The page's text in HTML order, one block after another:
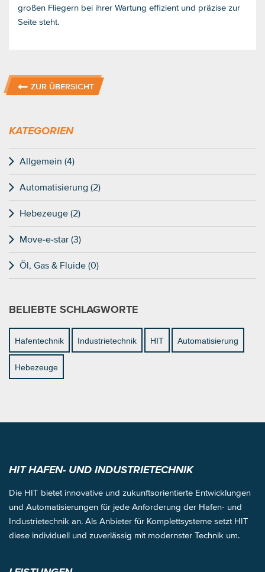
großen Fliegern bei ihrer Wartung effizient und präzise zur
Seite steht.
ZUR ÜBERSICHT
KATEGORIEN
Allgemein (4)
Automatisierung (2)
Hebezeuge (2)
Move-e-star (3)
Öl, Gas & Fluide (0)
BELIEBTE SCHLAGWORTE
Hafentechnik Industrietechnik HIT Automatisierung
Hebezeuge
HIT HAFEN- UND INDUSTRIETECHNIK
Die HIT bietet innovative und zukunftsorientierte Entwicklungen
und Automatisierungen für jede Anforderung der Hafen- und
Industrietechnik an. Als Anbieter für Komplettsysteme setzt HIT
diese individuell und zuverlässig mit modernster Technik um.